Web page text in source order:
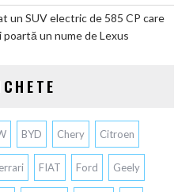
un SUV electric de 585 CP care
poartă un nume de Lexus
BYD Chery Citroen
FIAT Ford Geely